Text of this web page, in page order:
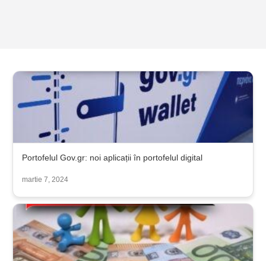
Portofelul Gov.gr: noi aplicații în portofelul digital
martie 7, 2024